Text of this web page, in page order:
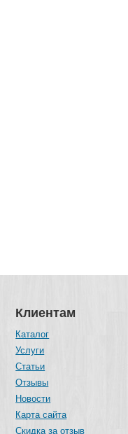
Клиентам
Каталог
Услуги
Статьи
Отзывы
Новости
Карта сайта
Скидка за отзыв